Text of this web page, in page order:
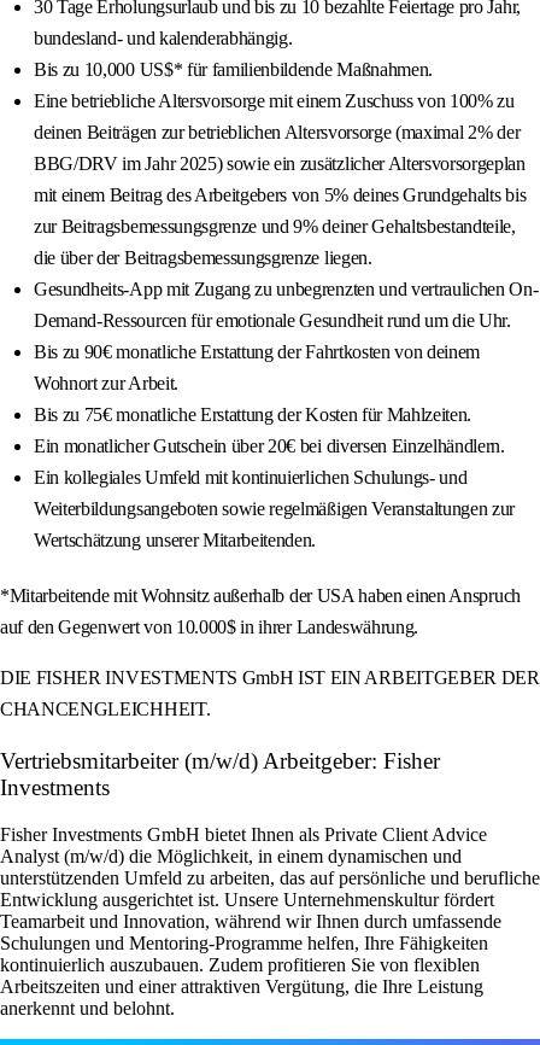
30 Tage Erholungsurlaub und bis zu 10 bezahlte Feiertage pro Jahr,
bundesland- und kalenderabhängig.
Bis zu 10,000 US$* für familienbildende Maßnahmen.
Eine betriebliche Altersvorsorge mit einem Zuschuss von 100% zu
deinen Beiträgen zur betrieblichen Altersvorsorge (maximal 2% der
BBG/DRV im Jahr 2025) sowie ein zusätzlicher Altersvorsorgeplan
mit einem Beitrag des Arbeitgebers von 5% deines Grundgehalts bis
zur Beitragsbemessungsgrenze und 9% deiner Gehaltsbestandteile,
die über der Beitragsbemessungsgrenze liegen.
Gesundheits-App mit Zugang zu unbegrenzten und vertraulichen On-
Demand-Ressourcen für emotionale Gesundheit rund um die Uhr.
Bis zu 90€ monatliche Erstattung der Fahrtkosten von deinem
Wohnort zur Arbeit.
Bis zu 75€ monatliche Erstattung der Kosten für Mahlzeiten.
Ein monatlicher Gutschein über 20€ bei diversen Einzelhändlern.
Ein kollegiales Umfeld mit kontinuierlichen Schulungs- und
Weiterbildungsangeboten sowie regelmäßigen Veranstaltungen zur
Wertschätzung unserer Mitarbeitenden.
*Mitarbeitende mit Wohnsitz außerhalb der USA haben einen Anspruch
auf den Gegenwert von 10.000$ in ihrer Landeswährung.
DIE FISHER INVESTMENTS GmbH IST EIN ARBEITGEBER DER
CHANCENGLEICHHEIT.
Vertriebsmitarbeiter (m/w/d) Arbeitgeber: Fisher
Investments
Fisher Investments GmbH bietet Ihnen als Private Client Advice
Analyst (m/w/d) die Möglichkeit, in einem dynamischen und
unterstützenden Umfeld zu arbeiten, das auf persönliche und berufliche
Entwicklung ausgerichtet ist. Unsere Unternehmenskultur fördert
Teamarbeit und Innovation, während wir Ihnen durch umfassende
Schulungen und Mentoring-Programme helfen, Ihre Fähigkeiten
kontinuierlich auszubauen. Zudem profitieren Sie von flexiblen
Arbeitszeiten und einer attraktiven Vergütung, die Ihre Leistung
anerkennt und belohnt.